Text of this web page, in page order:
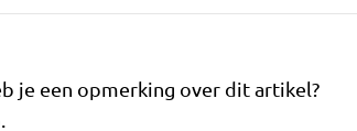
je een opmerking over dit artikel?